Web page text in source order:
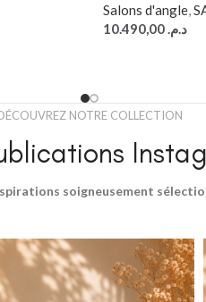
Salons d'angle
د.م.
NOTRE COLLECTION
soigneusement